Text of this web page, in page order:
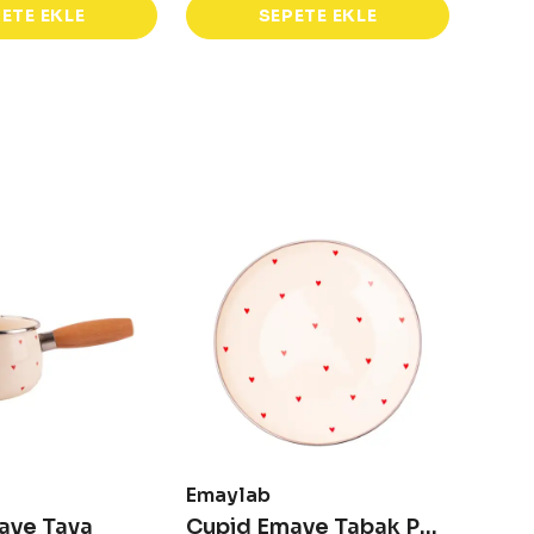
EKLE SEPETE EKLE
Tava
Emaylab
Cupid Emaye Tabak Pasta Sunum Tabağı - 21 cm